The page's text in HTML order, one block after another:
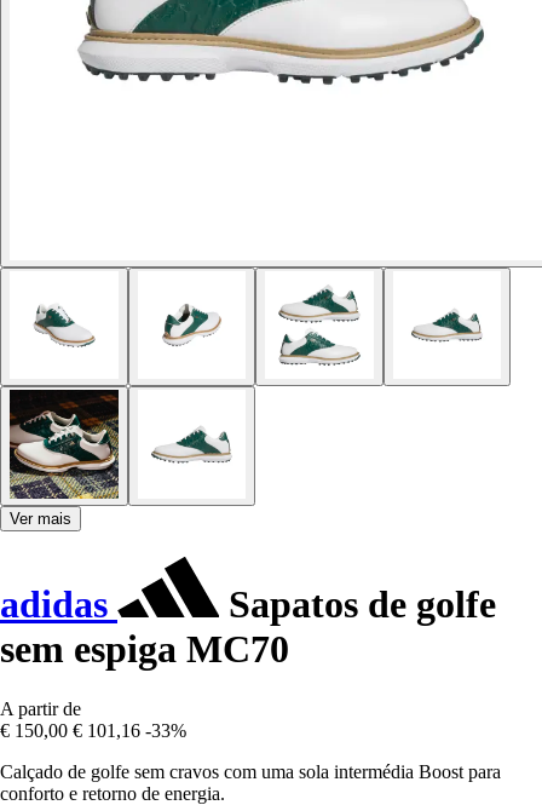
Ver mais
adidas
Sapatos de golfe
sem espiga MC70
A partir de
€ 150,00 € 101,16 -33%
Calçado de golfe sem cravos com uma sola intermédia Boost para
conforto e retorno de energia.